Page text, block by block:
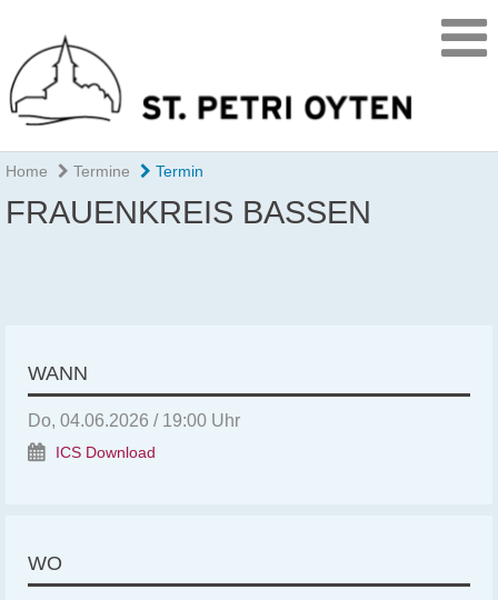
Home Termine Termin
FRAUENKREIS BASSEN
WANN
Do, 04.06.2026 / 19:00 Uhr
ICS Download
WO